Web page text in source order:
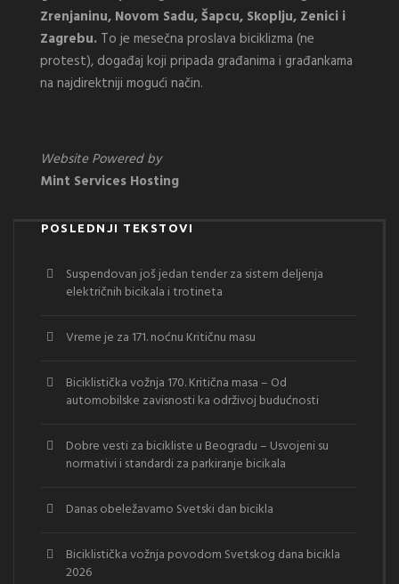
Zrenjaninu, Novom Sadu, Šapcu, Skoplju, Zenici i
Zagrebu. To je mesečna proslava biciklizma (ne
protest), događaj koji pripada građanima i građankama
na najdirektniji mogući način.
Website Powered by
Mint Services Hosting
POSLEDNJI TEKSTOVI
Suspendovan još jedan tender za sistem deljenja
električnih bicikala i trotineta
Vreme je za 171. noćnu Kritičnu masu
Biciklistička vožnja 170. Kritična masa – Od
automobilske zavisnosti ka održivoj budućnosti
Dobre vesti za bicikliste u Beogradu – Usvojeni su
normativi i standardi za parkiranje bicikala
Danas obeležavamo Svetski dan bicikla
Biciklistička vožnja povodom Svetskog dana bicikla
2026